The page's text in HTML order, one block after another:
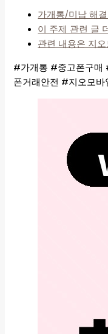
가개통/미납 해
이 주제 관련 글
관련 내용은 지
#가개통 #중고폰구매
폰거래안전 #지오모바